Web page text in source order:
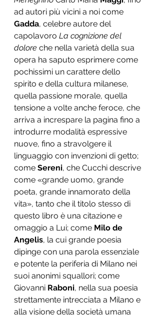
ad autori più vicini a noi come
Gadda, celebre autore del
capolavoro La cognizione del
dolore che nella varietà della sua
opera ha saputo esprimere come
pochissimi un carattere dello
spirito e della cultura milanese,
quella passione morale, quella
tensione a volte anche feroce, che
arriva a increspare la pagina fino a
introdurre modalità espressive
nuove, fino a stravolgere il
linguaggio con invenzioni di getto;
come Sereni, che Cucchi descrive
come «grande uomo, grande
poeta, grande innamorato della
vita», tanto che il titolo stesso di
questo libro è una citazione e
omaggio a Lui; come Milo de
Angelis, la cui grande poesia
dipinge con una parola essenziale
e potente la periferia di Milano nei
suoi anonimi squallori; come
Giovanni Raboni, nella sua poesia
strettamente intrecciata a Milano e
alla visione della società umana